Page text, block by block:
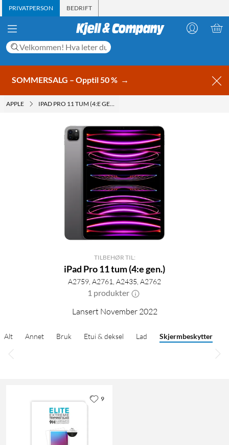
PRIVATPERSON BEDRIFT
SOMMERSALG – Opptil 50 % →
APPLE IPAD PRO 11 TUM (4:E GEN.)
TILBEHØR TIL:
iPad Pro 11 tum (4:e gen.)
A2759, A2761, A2435, A2762
1 produkter
Lansert November 2022
Alt Annet Bruk Etui & deksel Lad Skjermbeskytter
9